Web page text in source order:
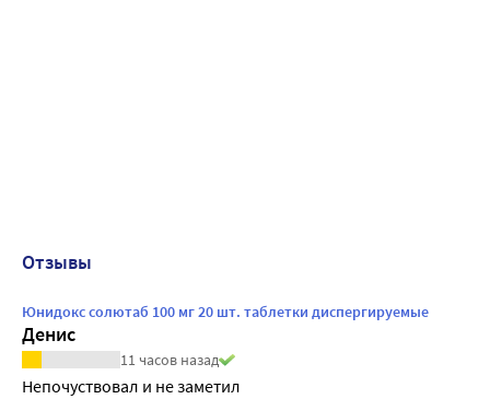
Отзывы
Юнидокс солютаб 100 мг 20 шт. таблетки диспергируемые
Денис
11 часов назад
Непочуствовал и не заметил